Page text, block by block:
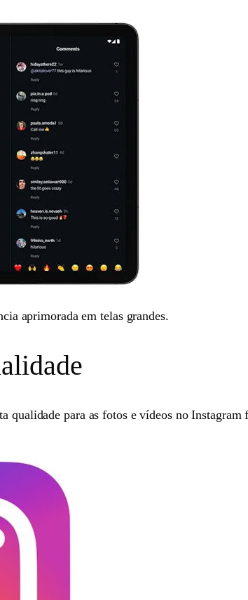
aprimorada em telas grandes.
qualidade para as fotos e vídeos no Instagram